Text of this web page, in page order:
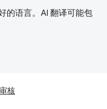
的语言。AI 翻译可能包
核